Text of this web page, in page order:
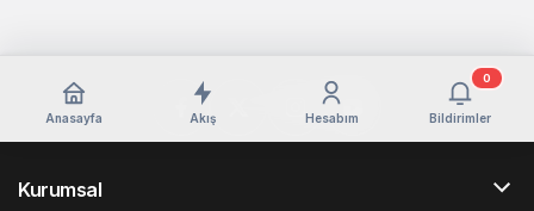
Anasayfa Akış Hesabım Bildirimler
0
Kurumsal